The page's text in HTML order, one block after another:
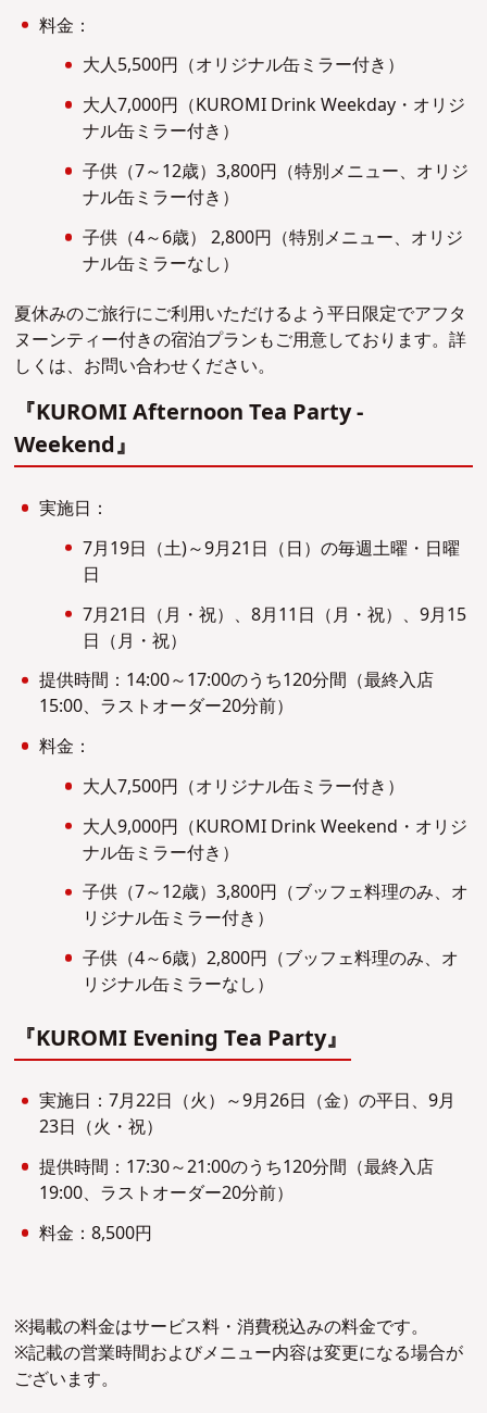
料金：
大人5,500円（オリジナル缶ミラー付き）
大人7,000円（KUROMI Drink Weekday・オリジ
ナル缶ミラー付き）
子供（7～12歳）3,800円（特別メニュー、オリジ
ナル缶ミラー付き）
子供（4～6歳） 2,800円（特別メニュー、オリジ
ナル缶ミラーなし）
夏休みのご旅行にご利用いただけるよう平日限定でアフタ
ヌーンティー付きの宿泊プランもご用意しております。詳
しくは、お問い合わせください。
『KUROMI Afternoon Tea Party -
Weekend』
実施日：
7月19日（土)～9月21日（日）の毎週土曜・日曜
日
7月21日（月・祝）、8月11日（月・祝）、9月15
日（月・祝）
提供時間：14:00～17:00のうち120分間（最終入店
15:00、ラストオーダー20分前）
料金：
大人7,500円（オリジナル缶ミラー付き）
大人9,000円（KUROMI Drink Weekend・オリジ
ナル缶ミラー付き）
子供（7～12歳）3,800円（ブッフェ料理のみ、オ
リジナル缶ミラー付き）
子供（4～6歳）2,800円（ブッフェ料理のみ、オ
リジナル缶ミラーなし）
『KUROMI Evening Tea Party』
実施日：7月22日（火）～9月26日（金）の平日、9月
23日（火・祝）
提供時間：17:30～21:00のうち120分間（最終入店
19:00、ラストオーダー20分前）
料金：8,500円
※掲載の料金はサービス料・消費税込みの料金です。
※記載の営業時間およびメニュー内容は変更になる場合が
ございます。